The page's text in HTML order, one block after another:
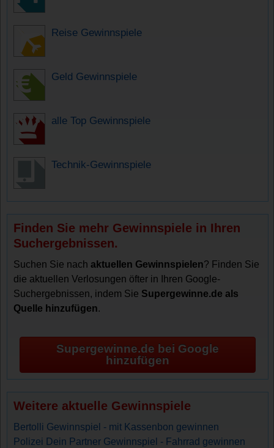
Reise Gewinnspiele
Geld Gewinnspiele
alle Top Gewinnspiele
Technik-Gewinnspiele
Finden Sie mehr Gewinnspiele in Ihren
Suchergebnissen.
Suchen Sie nachaktuellen Gewinnspielen? Finden Sie
die aktuellen Verlosungen öfter in Ihren Google-
Suchergebnissen, indem Sie Supergewinne.de als
Quelle hinzufügen.
Supergewinne.de bei Google
hinzufügen
Weitere aktuelle Gewinnspiele
Bertolli Gewinnspiel - mit Kassenbon gewinnen
Polizei Dein Partner Gewinnspiel - Fahrrad gewinnen